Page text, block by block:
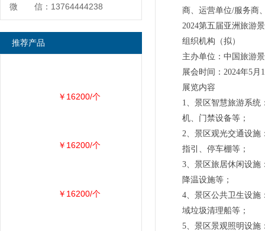
商、运营单位/服务商
2024第五届亚洲旅游
组织机构（拟）
主办单位：中国旅
展会时间：2024年5
展览内容
1、景区智慧旅游系统
机、门禁设备等；
2、景区观光交通设施
指引、停车棚等；
3、景区旅居休闲设施
降温设施等；
4、景区公共卫生设施
域垃圾清理船等；
5、景区景观照明设施
微 信：13764444238
推荐产品
￥16200/个
￥16200/个
￥16200/个